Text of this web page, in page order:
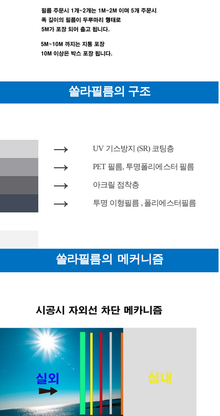
쏠라필름의 구조
→ UV 기스방지 (SR) 코팅층
→ PET 필름, 투명폴리에스터 필름
→ 아크릴 점착층
→ 투명 이형필름 , 폴리에스터필름
쏠라필름의 메커니즘